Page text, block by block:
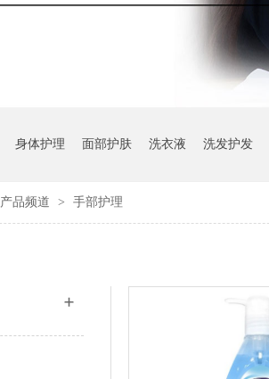
身体护理 面部护肤 洗衣液 洗发护发
产品频道 > 手部护理